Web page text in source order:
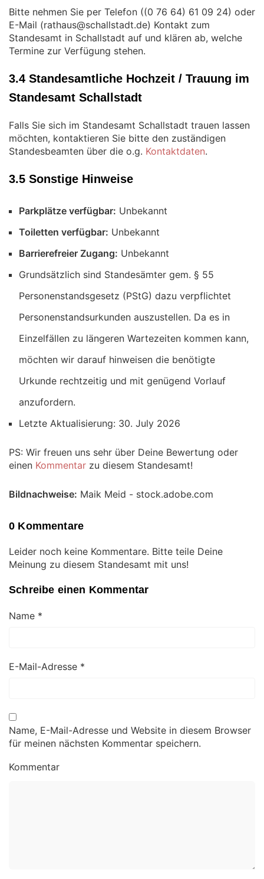
Bitte nehmen Sie per Telefon (
) oder
E-Mail (
) Kontakt zum
Standesamt in Schallstadt auf und klären ab, welche
Termine zur Verfügung stehen.
3.4 Standesamtliche Hochzeit / Trauung im
Standesamt Schallstadt
Falls Sie sich im Standesamt Schallstadt trauen lassen
möchten, kontaktieren Sie bitte den zuständigen
Standesbeamten über die o.g. Kontaktdaten.
3.5 Sonstige Hinweise
Parkplätze verfügbar: Unbekannt
Toiletten verfügbar: Unbekannt
Barrierefreier Zugang: Unbekannt
Grundsätzlich sind Standesämter gem. § 55
Personenstandsgesetz (PStG) dazu verpflichtet
Personenstandsurkunden auszustellen. Da es in
Einzelfällen zu längeren Wartezeiten kommen kann,
möchten wir darauf hinweisen die benötigte
Urkunde rechtzeitig und mit genügend Vorlauf
anzufordern.
Letzte Aktualisierung: 30. July 2026
PS: Wir freuen uns sehr über Deine Bewertung oder
einen Kommentar zu diesem Standesamt!
Bildnachweise: Maik Meid - stock.adobe.com
0 Kommentare
Leider noch keine Kommentare. Bitte teile Deine
Meinung zu diesem Standesamt mit uns!
Schreibe einen Kommentar
Name *
E-Mail-Adresse *
Name, E-Mail-Adresse und Website in diesem Browser
für meinen nächsten Kommentar speichern.
Kommentar